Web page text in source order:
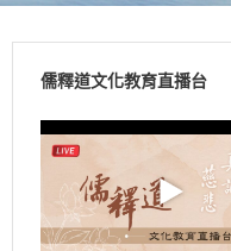
儒釋道文化教育直播台